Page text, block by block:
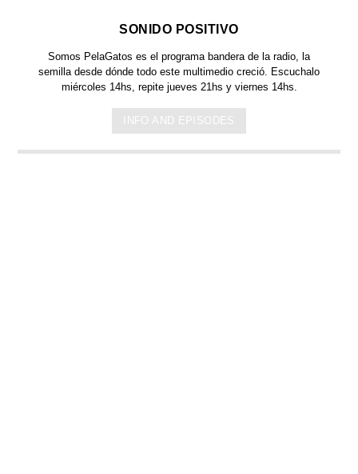
SONIDO POSITIVO
Somos PelaGatos es el programa bandera de la radio, la
semilla desde dónde todo este multimedio creció. Escuchalo
miércoles 14hs, repite jueves 21hs y viernes 14hs.
INFO AND EPISODES